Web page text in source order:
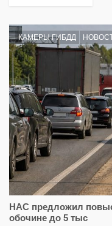
КАМЕРЫ ГИБДД
НАС предложил
обочине до 5 тыс